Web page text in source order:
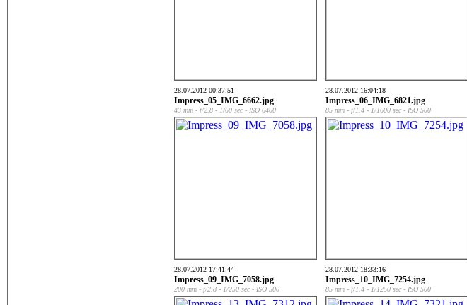
28.07.2012 00:37:51
Impress_05_IMG_6662.jpg
43 mm - f/2.8 - 1/60 sec - ISO 6400
28.07.2012 16:04:18
Impress_06_IMG_6821.jpg
85 mm - f/1.4 - 1/1600 sec - ISO 500
28.07.2012 17:41:44
Impress_09_IMG_7058.jpg
200 mm - f/2.8 - 1/250 sec - ISO 500
28.07.2012 18:33:16
Impress_10_IMG_7254.jpg
85 mm - f/1.4 - 1/1250 sec - ISO 500